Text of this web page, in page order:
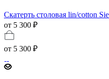
Скатерть столовая lin/cotton
от 5 300 ₽
от 5 300 ₽